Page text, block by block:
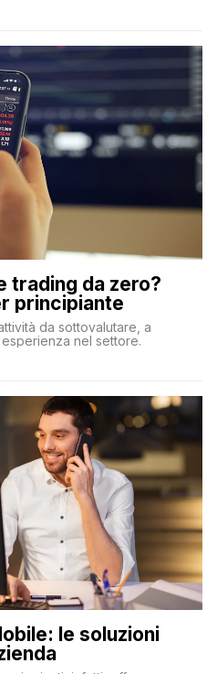
trading da zero?
principiante
da sottovalutare, a
nel settore.
le soluzioni